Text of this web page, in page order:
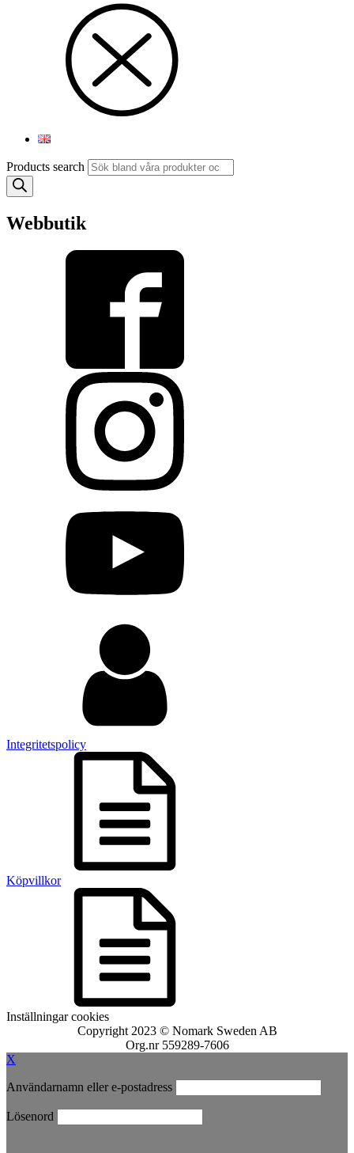
Products search
Webbutik
Integritetspolicy
Köpvillkor
Inställningar cookies
Copyright 2023 © Nomark Sweden AB
Org.nr 559289-7606
X
Användarnamn eller e-postadress
Lösenord